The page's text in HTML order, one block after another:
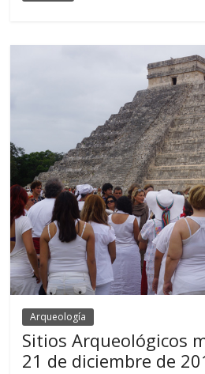
Arqueología
Sitios Arqueológicos
21 de diciembre de